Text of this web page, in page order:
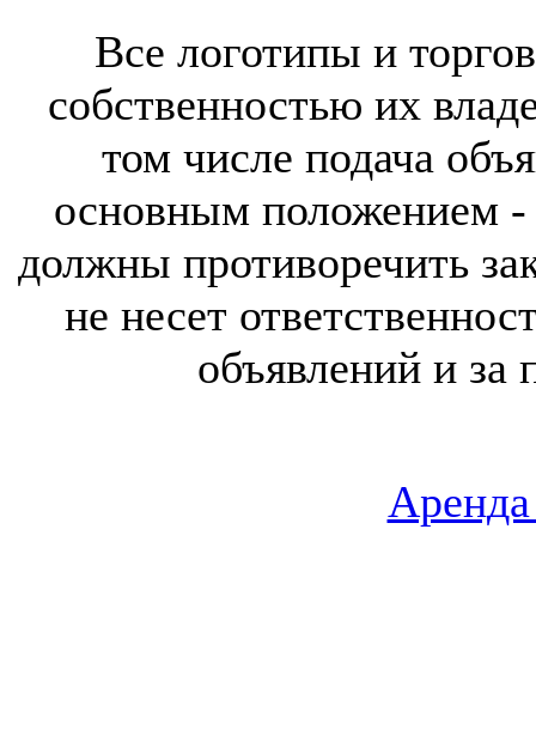
Все логотипы и
собственностью их
том числе подача
основным положением -
должны противоречить
не несет
объявлений и за